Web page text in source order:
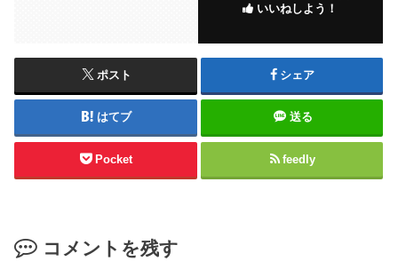
いいねしよう！
ポスト シェア
はてブ 送る
Pocket feedly
コメントを残す